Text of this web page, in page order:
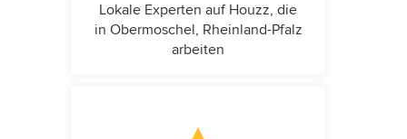
Lokale Experten auf Houzz, die
in Obermoschel, Rheinland-Pfalz
arbeiten